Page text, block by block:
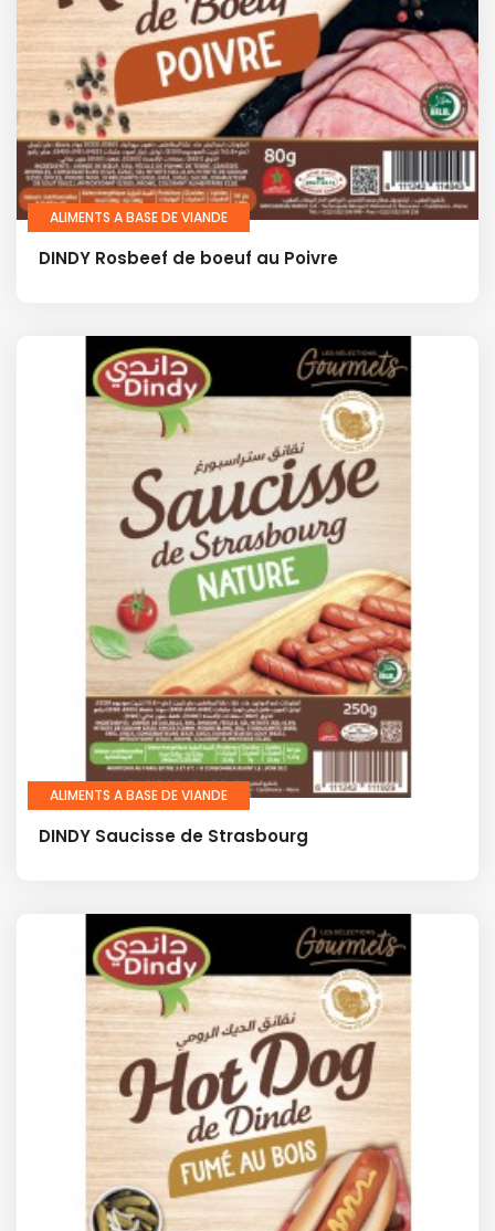
ALIMENTS A BASE DE VIANDE
DINDY Rosbeef de boeuf au Poivre
ALIMENTS A BASE DE VIANDE
DINDY Saucisse de Strasbourg